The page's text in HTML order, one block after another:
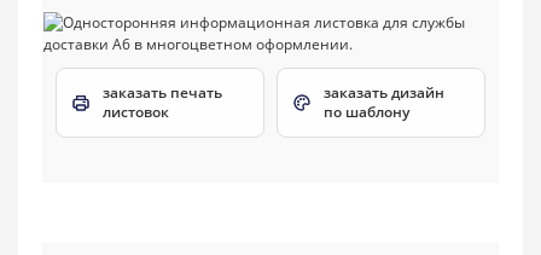
заказать печать
листовок
заказать дизайн
по шаблону